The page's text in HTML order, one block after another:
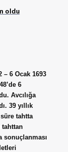
oldu
– 6 Ocak 1693
6
Avcılığa
39 yıllık
tahtta
tahttan
sonuçlanması